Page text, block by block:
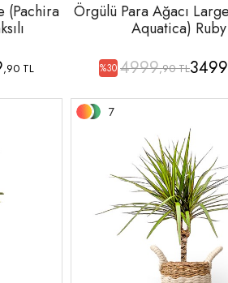
(Pachira
,90 TL
Örgülü Para Ağacı
Aquatica) Ruby
%30 4999,90 TL3499
7